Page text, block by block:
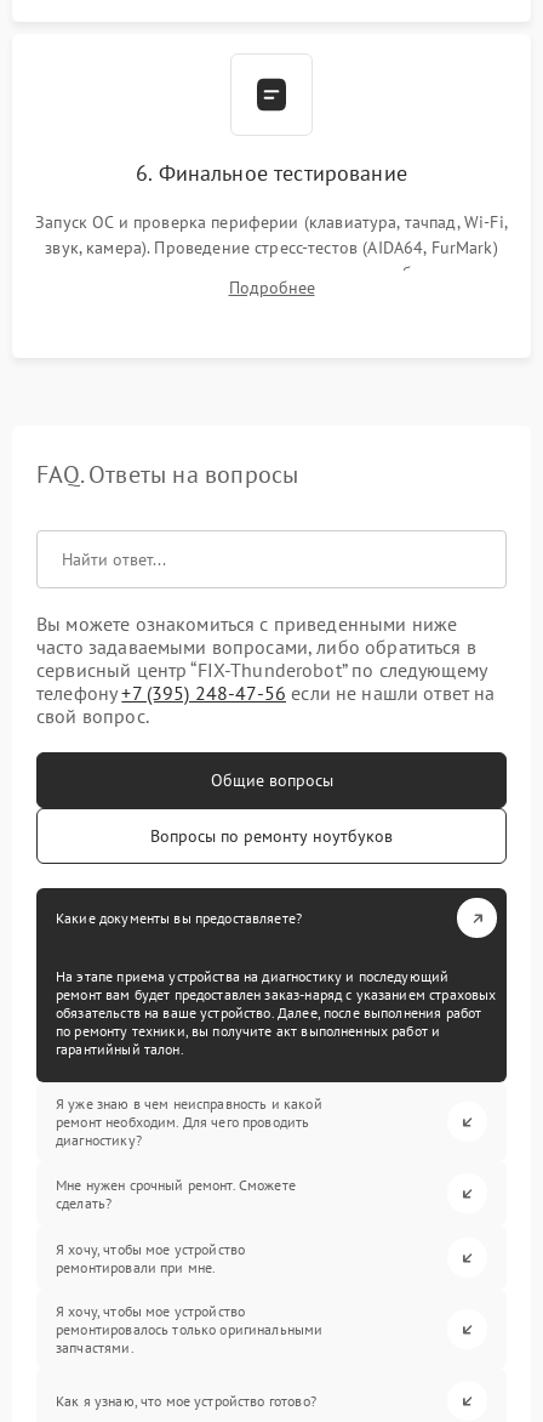
6. Финальное тестирование
Запуск ОС и проверка периферии (клавиатура, тачпад, Wi-Fi,
звук, камера). Проведение стресс-тестов (AIDA64, FurMark)
для контроля температурного режима и стабильности
системы под пиковой нагрузкой.
Подробнее
FAQ. Ответы на вопросы
Вы можете ознакомиться с приведенными ниже
часто задаваемыми вопросами, либо обратиться в
сервисный центр “FIX-Thunderobot” по следующему
телефону+7 (395) 248-47-56 если не нашли ответ на
свой вопрос.
Общие вопросы
Вопросы по ремонту ноутбуков
Какие документы вы предоставляете?
На этапе приема устройства на диагностику и последующий
ремонт вам будет предоставлен заказ-наряд с указанием страховых
обязательств на ваше устройство. Далее, после выполнения работ
по ремонту техники, вы получите акт выполненных работ и
гарантийный талон.
Я уже знаю в чем неисправность и какой
ремонт необходим. Для чего проводить
диагностику?
Мне нужен срочный ремонт. Сможете
сделать?
Я хочу, чтобы мое устройство
ремонтировали при мне.
Я хочу, чтобы мое устройство
ремонтировалось только оригинальными
запчастями.
Как я узнаю, что мое устройство готово?